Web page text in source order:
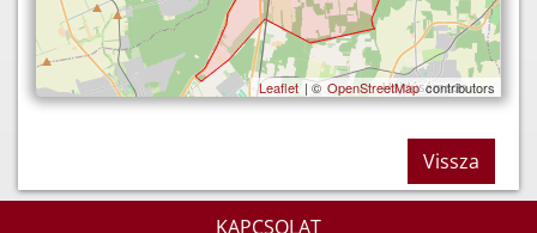
Leaflet | ©OpenStreetMapcontributors
Vissza
KAPCSOLAT